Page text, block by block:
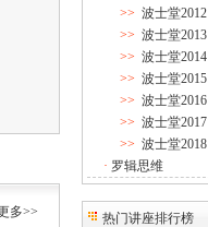
多>>
>> 波士堂2012
>> 波士堂2013
>> 波士堂2014
>> 波士堂2015
>> 波士堂2016
>> 波士堂2017
>> 波士堂2018
· 罗辑思维
热门讲座排行榜